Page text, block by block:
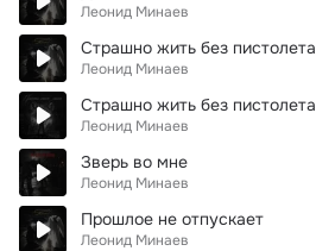
Леонид Минаев
Страшно жить без пистолета
Леонид Минаев
Страшно жить без пистолета
Леонид Минаев
Зверь во мне
Леонид Минаев
Прошлое не отпускает
Леонид Минаев